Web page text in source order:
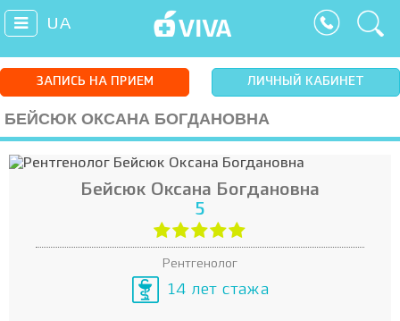
UA
ЗАПИСЬ НА ПРИЕМ ЛИЧНЫЙ КАБИНЕТ
БЕЙСЮК ОКСАНА БОГДАНОВНА
Бейсюк Оксана Богдановна
5
Рентгенолог
14 лет стажа